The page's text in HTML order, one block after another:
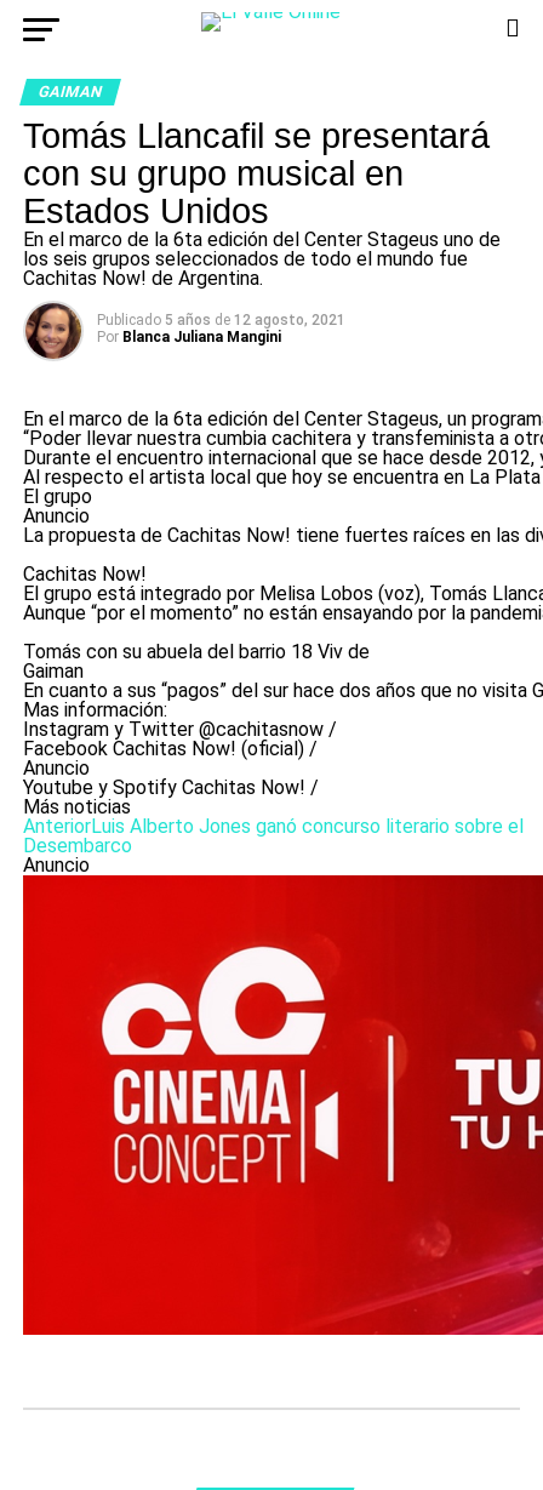
GAIMAN
Tomás Llancafil se presentará
con su grupo musical en
Estados Unidos
En el marco de la 6ta edición del Center Stageus uno de
los seis grupos seleccionados de todo el mundo fue
Cachitas Now! de Argentina.
Publicado 5 años de 12 agosto, 2021
Por Blanca Juliana Mangini
En el marco de la 6ta edición del Center Stageus, un
“Poder llevar nuestra cumbia cachitera y transfeminista a
Durante el encuentro internacional que se hace desde
Al respecto el artista local que hoy se encuentra en La
El grupo
Anuncio
La propuesta de Cachitas Now! tiene fuertes raíces en las
Cachitas Now!
El grupo está integrado por Melisa Lobos (voz), Tomás
Aunque “por el momento” no están ensayando por la
Tomás con su abuela del barrio 18 Viv de
Gaiman
En cuanto a sus “pagos” del sur hace dos años que no
Mas información:
Instagram y Twitter @cachitasnow /
Facebook Cachitas Now! (oficial) /
Anuncio
Youtube y Spotify Cachitas Now! /
Más noticias
AnteriorLuis Alberto Jones ganó concurso literario sobre el
Desembarco
Anuncio